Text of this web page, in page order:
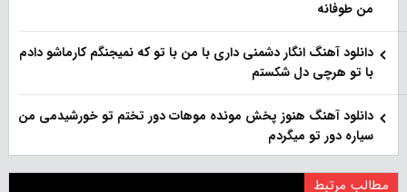
من طوفانه
دانلود آهنگ انگار دشمنی داری با من با تو که نمیجنگم کارماشو دادم
با تو هرچی دل شکستم
دانلود آهنگ هنوز پخش مونده موهات دور تختم تو خورشیدمی من
سیاره دور تو میگردم
مطالب مرتبط